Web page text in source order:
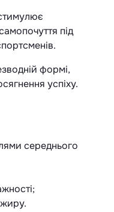
під
формі,
успіху.
середнього